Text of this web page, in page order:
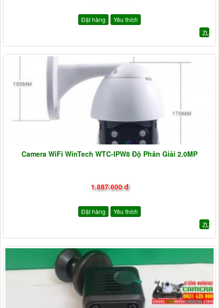
Đặt hàng
Yêu thích
ZL
Camera WiFi WinTech WTC-IPW8 Độ Phân Giải 2.0MP
1.887.600 đ
Đặt hàng
Yêu thích
ZL